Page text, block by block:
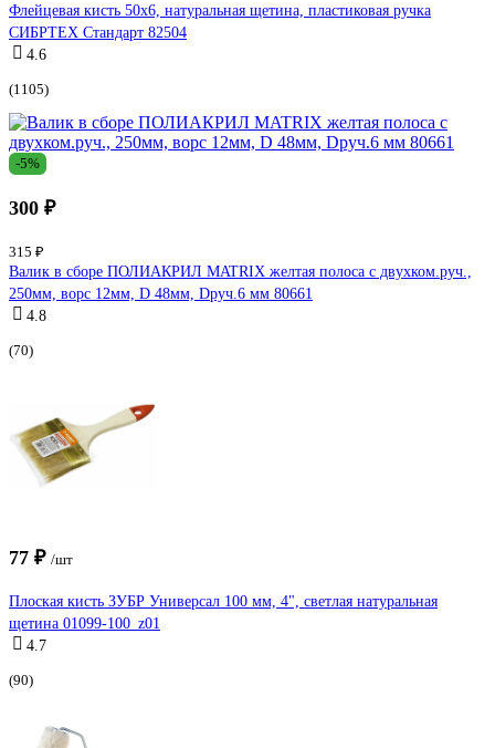
Флейцевая кисть 50х6, натуральная щетина, пластиковая ручка
СИБРТЕХ Стандарт 82504
4.6
(1105)
-5%
300 ₽
315 ₽
Валик в сборе ПОЛИАКРИЛ MATRIX желтая полоса с двухком.руч.,
250мм, ворс 12мм, D 48мм, Dруч.6 мм 80661
4.8
(70)
77 ₽ /шт
Плоская кисть ЗУБР Универсал 100 мм, 4", светлая натуральная
щетина 01099-100_z01
4.7
(90)